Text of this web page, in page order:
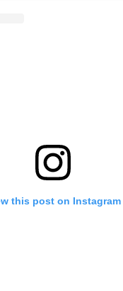
this post on Instagram